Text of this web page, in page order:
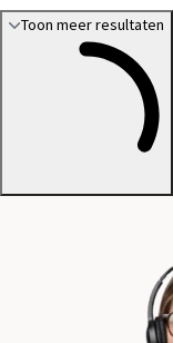
Toon meer resultaten